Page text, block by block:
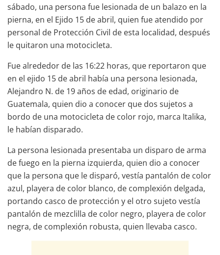
sábado, una persona fue lesionada de un balazo en la
pierna, en el Ejido 15 de abril, quien fue atendido por
personal de Protección Civil de esta localidad, después
le quitaron una motocicleta.
Fue alrededor de las 16:22 horas, que reportaron que
en el ejido 15 de abril había una persona lesionada,
Alejandro N. de 19 años de edad, originario de
Guatemala, quien dio a conocer que dos sujetos a
bordo de una motocicleta de color rojo, marca Italika,
le habían disparado.
La persona lesionada presentaba un disparo de arma
de fuego en la pierna izquierda, quien dio a conocer
que la persona que le disparó, vestía pantalón de color
azul, playera de color blanco, de complexión delgada,
portando casco de protección y el otro sujeto vestía
pantalón de mezclilla de color negro, playera de color
negra, de complexión robusta, quien llevaba casco.